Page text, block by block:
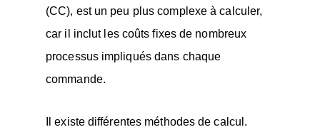
(CC), est un peu plus complexe à calculer,
car il inclut les coûts fixes de nombreux
processus impliqués dans chaque
commande.
Il existe différentes méthodes de calcul.